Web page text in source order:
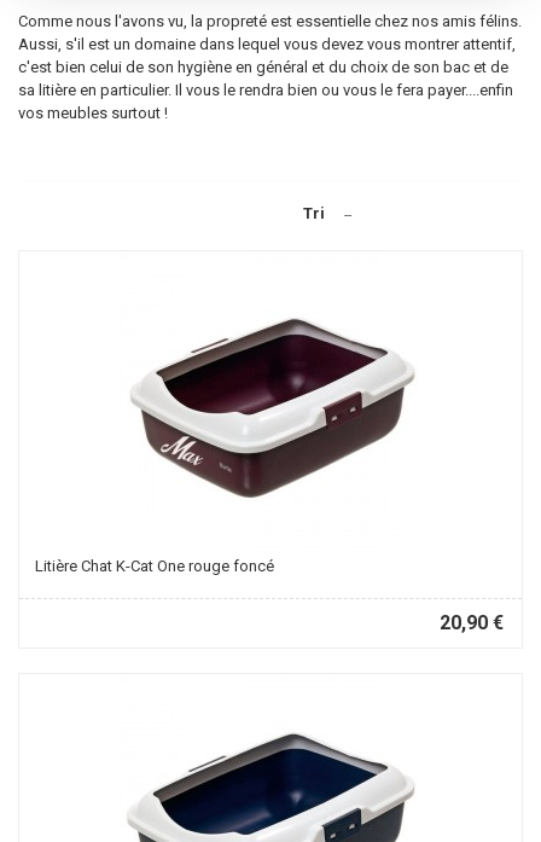
Comme nous l'avons vu, la propreté est essentielle chez nos amis félins.
Aussi, s'il est un domaine dans lequel vous devez vous montrer attentif,
c'est bien celui de son hygiène en général et du choix de son bac et de
sa litière en particulier. Il vous le rendra bien ou vous le fera payer....enfin
vos meubles surtout !
Tri --
Litière Chat K-Cat One rouge foncé
20,90 €